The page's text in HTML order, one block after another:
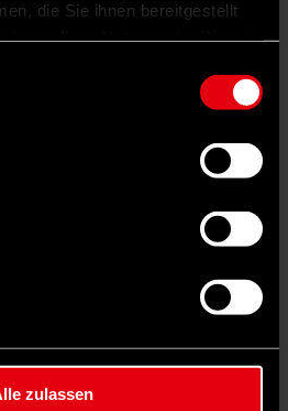
die Sie ihnen bereitgestellt
zulassen